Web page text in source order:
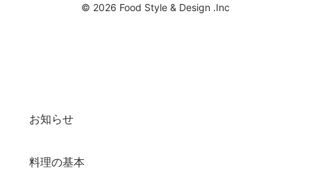
© 2026 Food Style & Design .Inc
お知らせ
料理の基本